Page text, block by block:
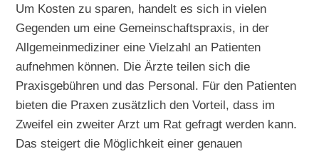
Um Kosten zu sparen, handelt es sich in vielen
Gegenden um eine Gemeinschaftspraxis, in der
Allgemeinmediziner eine Vielzahl an Patienten
aufnehmen können. Die Ärzte teilen sich die
Praxisgebühren und das Personal. Für den Patienten
bieten die Praxen zusätzlich den Vorteil, dass im
Zweifel ein zweiter Arzt um Rat gefragt werden kann.
Das steigert die Möglichkeit einer genauen